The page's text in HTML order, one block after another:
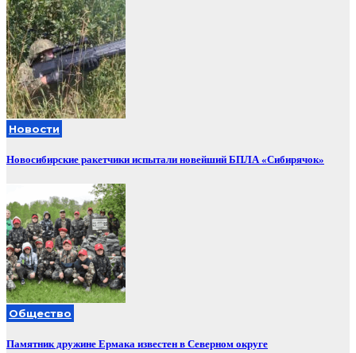
Новости
Новосибирские ракетчики испытали новейший БПЛА «Сибирячок»
Общество
Памятник дружине Ермака известен в Северном округе